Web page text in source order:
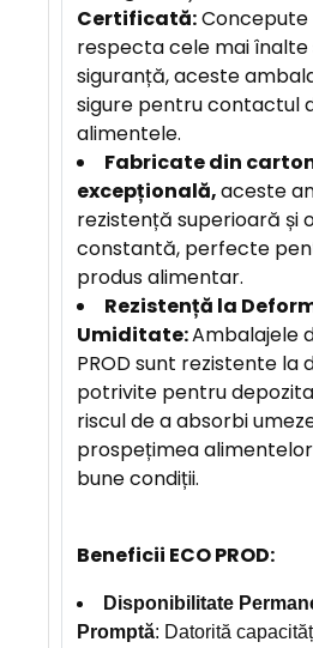
Certificată:
respecta cele mai
siguranță, aceste
sigure pentru contactul
alimentele.
Fabricate din
excepțională,aceste
rezistență superioară și
constantă, perfecte
produs alimentar.
Rezistență la
Umiditate:Ambalajele
PROD sunt rezistente la
potrivite pentru
riscul de a absorbi
prospețimea
bune condiții.
Beneficii ECO PROD:
Disponibilitate
Promptă: Datorită